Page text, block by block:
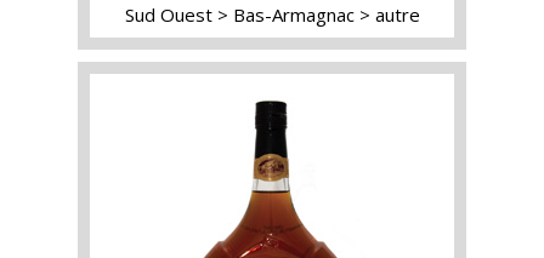
Sud Ouest Bas-Armagnac autre